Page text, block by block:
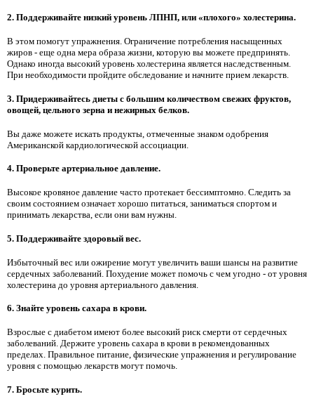
2. Поддерживайте низкий уровень ЛПНП, или «плохого» холестерина.
В этом помогут упражнения. Ограничение потребления насыщенных
жиров - еще одна мера образа жизни, которую вы можете предпринять.
Однако иногда высокий уровень холестерина является наследственным.
При необходимости пройдите обследование и начните прием лекарств.
3. Придерживайтесь диеты с большим количеством свежих фруктов,
овощей, цельного зерна и нежирных белков.
Вы даже можете искать продукты, отмеченные знаком одобрения
Американской кардиологической ассоциации.
4. Проверьте артериальное давление.
Высокое кровяное давление часто протекает бессимптомно. Следить за
своим состоянием означает хорошо питаться, заниматься спортом и
принимать лекарства, если они вам нужны.
5. Поддерживайте здоровый вес.
Избыточный вес или ожирение могут увеличить ваши шансы на развитие
сердечных заболеваний. Похудение может помочь с чем угодно - от уровня
холестерина до уровня артериального давления.
6. Знайте уровень сахара в крови.
Взрослые с диабетом имеют более высокий риск смерти от сердечных
заболеваний. Держите уровень сахара в крови в рекомендованных
пределах. Правильное питание, физические упражнения и регулирование
уровня с помощью лекарств могут помочь.
7. Бросьте курить.